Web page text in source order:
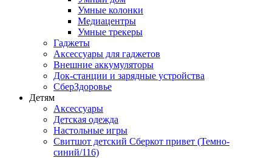
Умные колонки
Медиацентры
Умные трекеры
Гаджеты
Аксессуары для гаджетов
Внешние аккумуляторы
Док-станции и зарядные устройства
СберЗдоровье
Детям
Аксессуары
Детская одежда
Настольные игры
Свитшот детский Сберкот привет (Темно-
синий/116)